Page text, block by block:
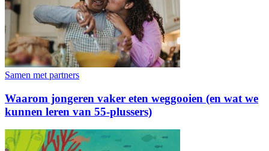
Samen met partners
Waarom jongeren vaker eten weggooien (en wat we
kunnen leren van 55-plussers)